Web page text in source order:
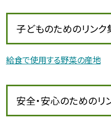
子どものためのリンク
給食で使用する野菜の産地
安全・安心のためのリ